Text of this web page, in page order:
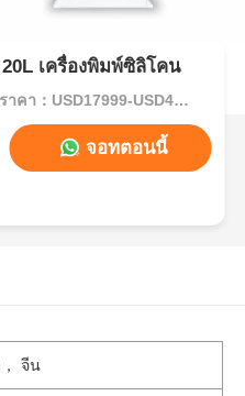
เครื่องพิมพ์ซิลิโคน
ราคา：USD17999-USD44999per set
จอทตอนนี้
จีน